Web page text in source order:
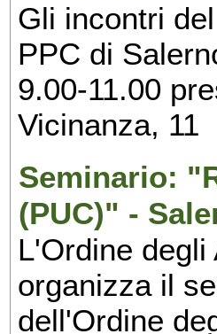
Gli incontri
PPC di
9.00-11.00
Vicinanza, 11
Seminario:
(PUC)" -
L'Ordine
organizza il
dell'Ordine